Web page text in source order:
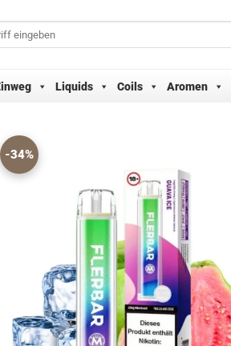
Liquids Coils Aromen
-34%